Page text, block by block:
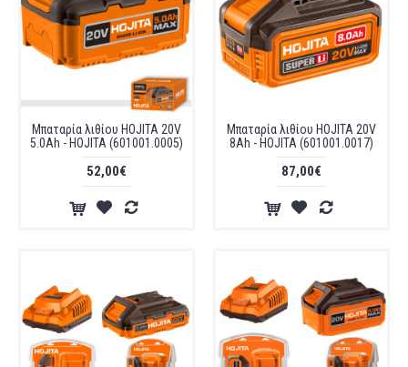
Μπαταρία λιθίου HOJITA 20V
5.0Ah - HOJITA (601001.0005)
52,00€
Μπαταρία λιθίου HOJITA 20V
8Ah - HOJITA (601001.0017)
87,00€